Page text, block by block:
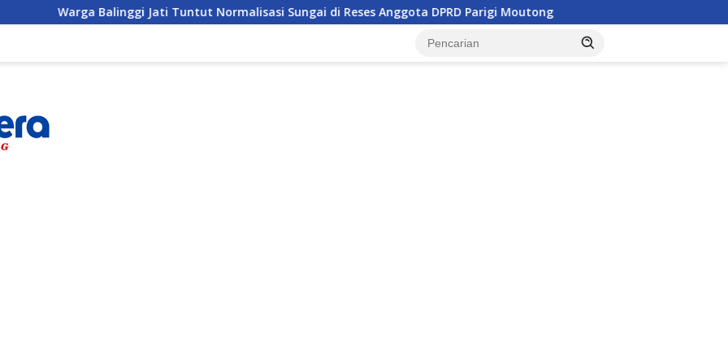
Jati Tuntut Normalisasi Sungai di Reses Anggota DPRD Parigi Moutong Penghulu di Parigi Moutong Diminta